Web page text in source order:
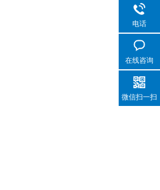
电话
在线咨询
微信扫一扫